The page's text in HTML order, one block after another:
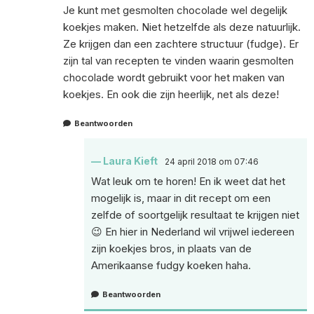
Je kunt met gesmolten chocolade wel degelijk
koekjes maken. Niet hetzelfde als deze natuurlijk.
Ze krijgen dan een zachtere structuur (fudge). Er
zijn tal van recepten te vinden waarin gesmolten
chocolade wordt gebruikt voor het maken van
koekjes. En ook die zijn heerlijk, net als deze!
Beantwoorden
Laura Kieft 24 april 2018 om 07:46
Wat leuk om te horen! En ik weet dat het
mogelijk is, maar in dit recept om een
zelfde of soortgelijk resultaat te krijgen niet
😉 En hier in Nederland wil vrijwel iedereen
zijn koekjes bros, in plaats van de
Amerikaanse fudgy koeken haha.
Beantwoorden